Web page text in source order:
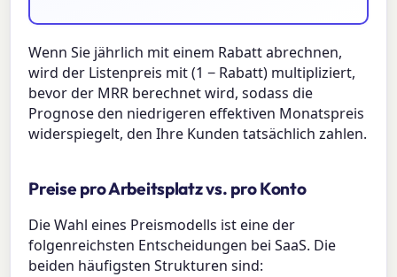
Wenn Sie jährlich mit einem Rabatt abrechnen,
wird der Listenpreis mit(1 − Rabatt) multipliziert,
bevor der MRR berechnet wird, sodass die
Prognose den niedrigeren effektiven Monatspreis
widerspiegelt, den Ihre Kunden tatsächlich zahlen.
Preise pro Arbeitsplatz vs. pro Konto
Die Wahl eines Preismodells ist eine der
folgenreichsten Entscheidungen bei SaaS. Die
beiden häufigsten Strukturen sind: